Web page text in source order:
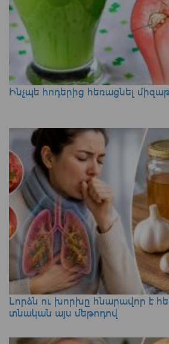
Ինչպե հոդերից հեռացնել
Լորձն ու խորխը հնարավոր է
տնական այս մեթոդով